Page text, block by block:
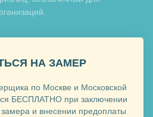
НА ЗАМЕР
по Москве и Московской
БЕСПЛАТНО при заключении
замера и внесении предоплаты